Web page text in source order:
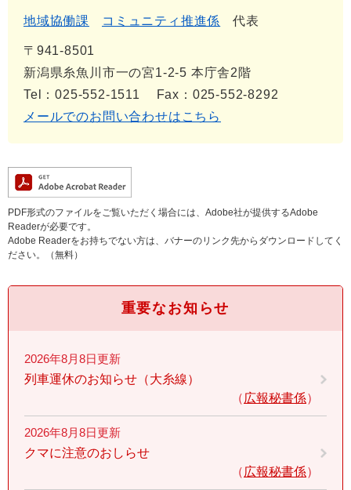
地域協働課 コミュニティ推進係 代表
〒941-8501
新潟県糸魚川市一の宮1-2-5 本庁舎2階
Tel：025-552-1511
Fax：025-552-8292
メールでのお問い合わせはこちら
PDF形式のファイルをご覧いただく場合には、Adobe社が提供するAdobe
Readerが必要です。
Adobe Readerをお持ちでない方は、バナーのリンク先からダウンロードしてく
ださい。（無料）
重要なお知らせ
2026年8月8日更新
列車運休のお知らせ（大糸線）
広報秘書係
2026年8月8日更新
クマに注意のおしらせ
広報秘書係